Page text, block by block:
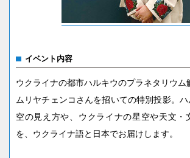
イベント内容
ウクライナの都市ハルキウのプラネタリウム
ムリヤチェンコさんを招いての特別投影。
空の見え方や、ウクライナの星空や天文・
を、ウクライナ語と日本でお届けします。